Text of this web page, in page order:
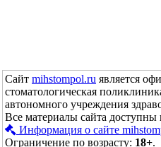
Сайт mihstompol.ru является
стоматологическая
автономного учреждения
Все материалы сайта доступны
Информация о сайте
Ограничение по возрасту: 18+.